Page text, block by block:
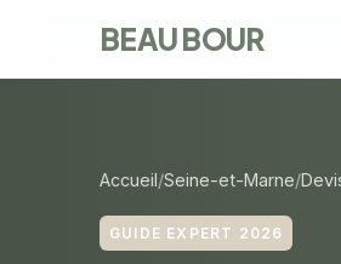
BEAU BOUR
Accueil Seine-et-Marne
GUIDE EXPERT 2026